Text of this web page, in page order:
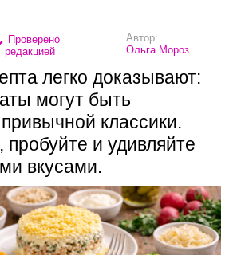
Проверено
редакцией
Автор:
Ольга Мороз
легко доказывают:
могут быть
классики.
и удивляйте
вкусами.